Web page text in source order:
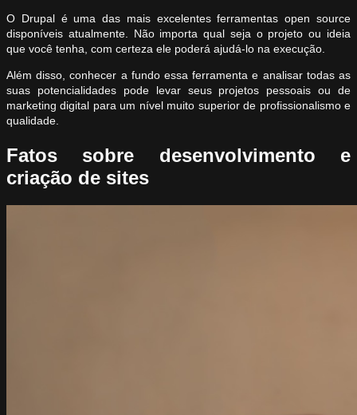
O Drupal é uma das mais excelentes ferramentas open source
disponíveis atualmente. Não importa qual seja o projeto ou ideia
que você tenha, com certeza ele poderá ajudá-lo na execução.
Além disso, conhecer a fundo essa ferramenta e analisar todas as
suas potencialidades pode levar seus projetos pessoais ou de
marketing digital para um nível muito superior de profissionalismo e
qualidade.
Fatos sobre desenvolvimento e
criação de sites